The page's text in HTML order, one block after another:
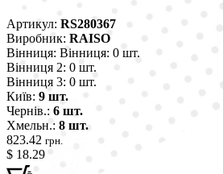
Артикул: RS280367
Виробник: RAISO
Вінниця: Вінниця: 0 шт.
Вінниця 2: 0 шт.
Вінниця 3: 0 шт.
Київ: 9 шт.
Чернів.: 6 шт.
Хмельн.: 8 шт.
823.42 грн.
$ 18.29